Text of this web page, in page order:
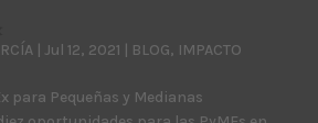
| Jul 12, 2021 BLOG, IMPACTO
para Pequeñas y Medianas